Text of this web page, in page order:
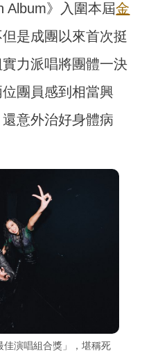
Album》入圍本屆金
是成團以來首次挺
力派唱將團體一決
團員感到相當興
意外治好身體病
佳演唱組合獎」，堪稱死